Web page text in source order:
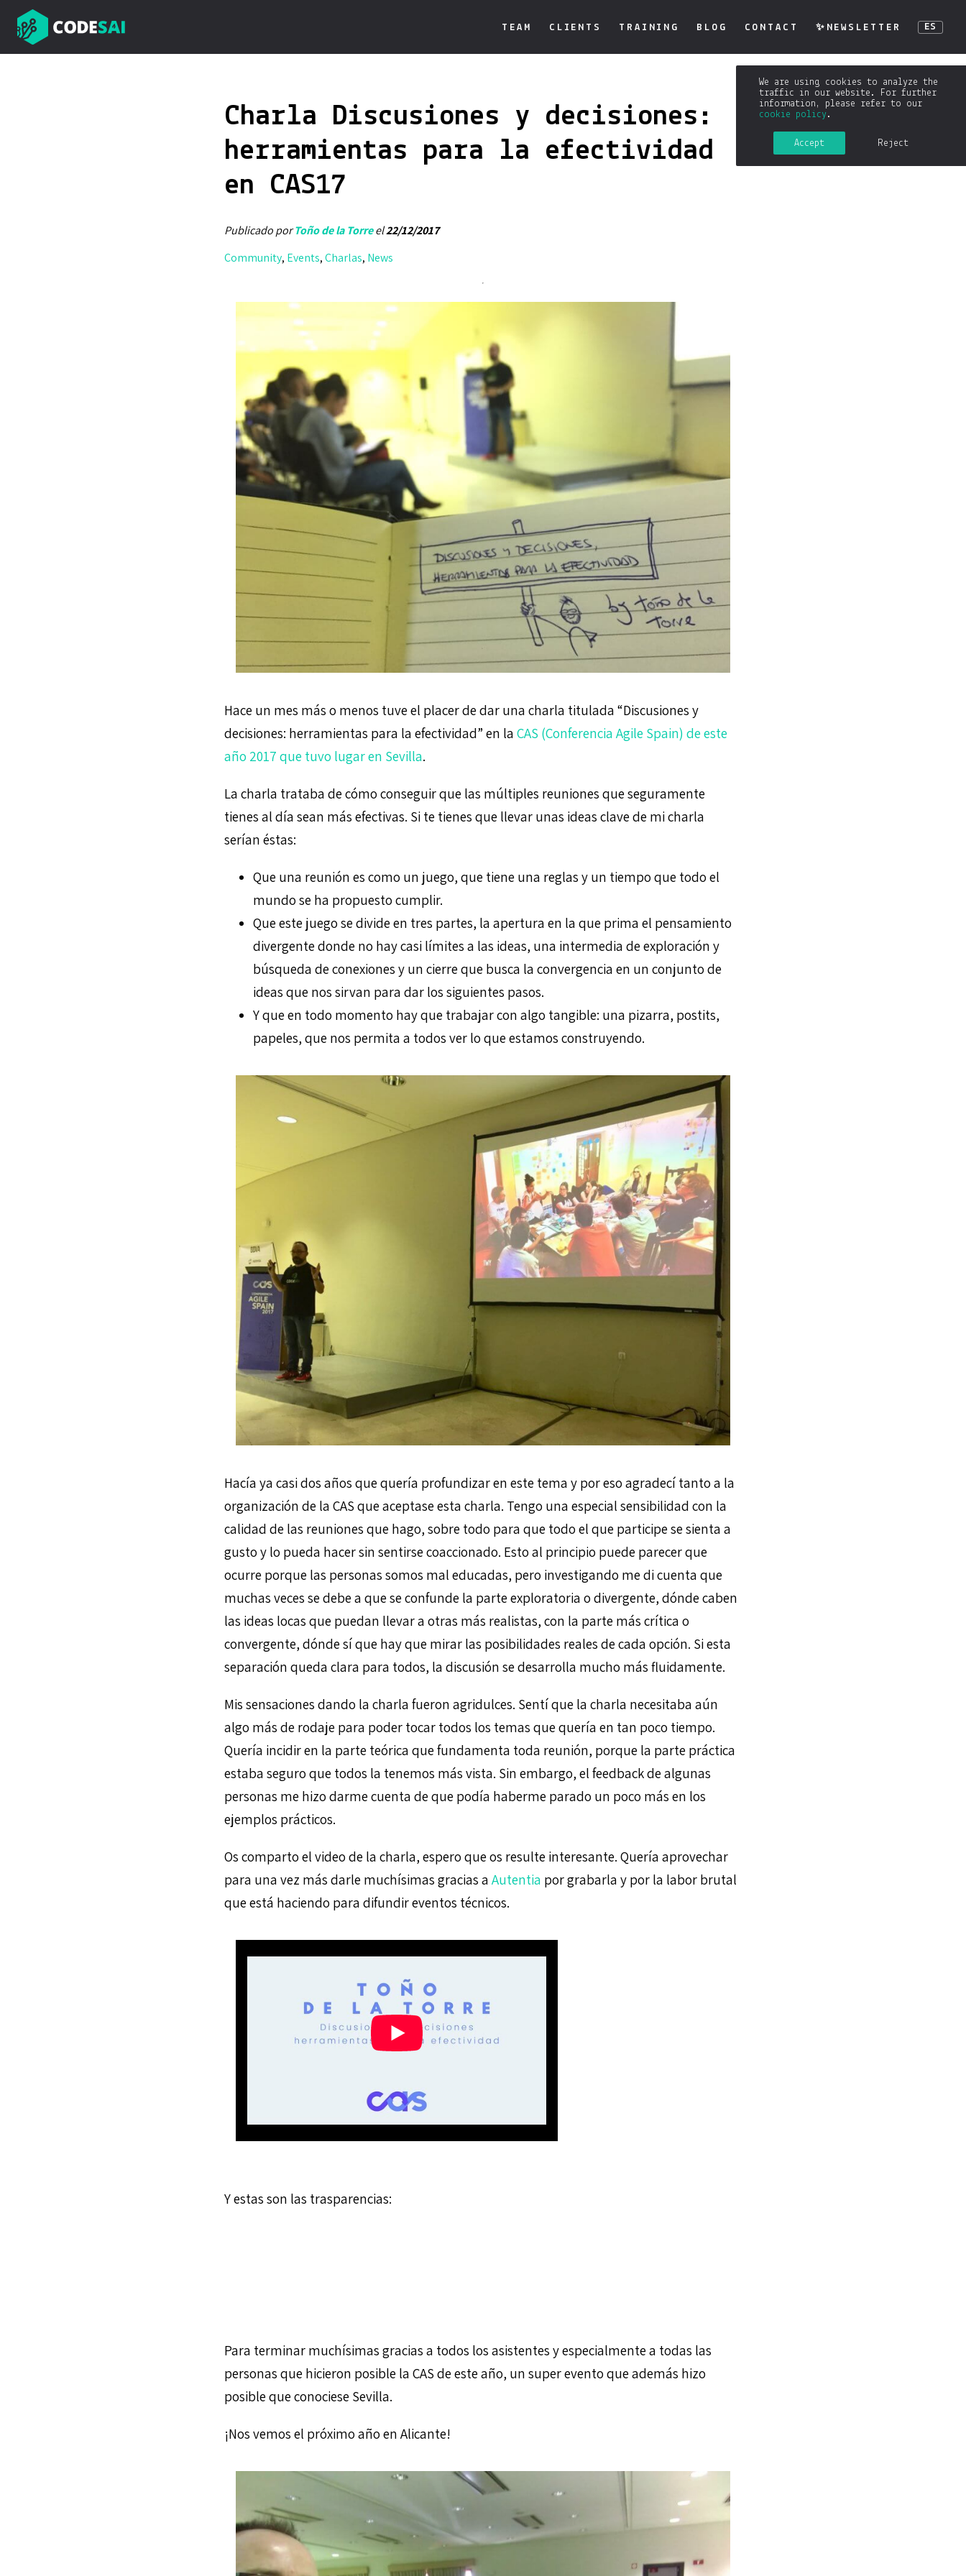
TEAM CLIENTS TRAINING BLOG CONTACT ✨NEWSLETTER ES
We are using cookies to analyze the
traffic in our website. For further
information, please refer to our
cookie policy .
Accept Reject
Charla Discusiones y decisiones:
herramientas para la efectividad
en CAS17
Publicado porToño de la Torreel22/12/2017
Community, Events,Charlas, News
Hace un mes más o menos tuve el placer de dar una charla titulada “Discusiones y
decisiones: herramientas para la efectividad” en la CAS (Conferencia Agile Spain) de este
año 2017 que tuvo lugar en Sevilla.
La charla trataba de cómo conseguir que las múltiples reuniones que seguramente
tienes al día sean más efectivas. Si te tienes que llevar unas ideas clave de mi charla
serían éstas:
Que una reunión es como un juego, que tiene una reglas y un tiempo que todo el
mundo se ha propuesto cumplir.
Que este juego se divide en tres partes, la apertura en la que prima el pensamiento
divergente donde no hay casi límites a las ideas, una intermedia de exploración y
búsqueda de conexiones y un cierre que busca la convergencia en un conjunto de
ideas que nos sirvan para dar los siguientes pasos.
Y que en todo momento hay que trabajar con algo tangible: una pizarra, postits,
papeles, que nos permita a todos ver lo que estamos construyendo.
Hacía ya casi dos años que quería profundizar en este tema y por eso agradecí tanto a la
organización de la CAS que aceptase esta charla. Tengo una especial sensibilidad con la
calidad de las reuniones que hago, sobre todo para que todo el que participe se sienta a
gusto y lo pueda hacer sin sentirse coaccionado. Esto al principio puede parecer que
ocurre porque las personas somos mal educadas, pero investigando me di cuenta que
muchas veces se debe a que se confunde la parte exploratoria o divergente, dónde caben
las ideas locas que puedan llevar a otras más realistas, con la parte más crítica o
convergente, dónde sí que hay que mirar las posibilidades reales de cada opción. Si esta
separación queda clara para todos, la discusión se desarrolla mucho más fluidamente.
Mis sensaciones dando la charla fueron agridulces. Sentí que la charla necesitaba aún
algo más de rodaje para poder tocar todos los temas que quería en tan poco tiempo.
Quería incidir en la parte teórica que fundamenta toda reunión, porque la parte práctica
estaba seguro que todos la tenemos más vista. Sin embargo, el feedback de algunas
personas me hizo darme cuenta de que podía haberme parado un poco más en los
ejemplos prácticos.
Os comparto el video de la charla, espero que os resulte interesante. Quería aprovechar
para una vez más darle muchísimas gracias a Autentia por grabarla y por la labor brutal
que está haciendo para difundir eventos técnicos.
Y estas son las trasparencias:
Para terminar muchísimas gracias a todos los asistentes y especialmente a todas las
personas que hicieron posible la CAS de este año, un super evento que además hizo
posible que conociese Sevilla.
¡Nos vemos el próximo año en Alicante!